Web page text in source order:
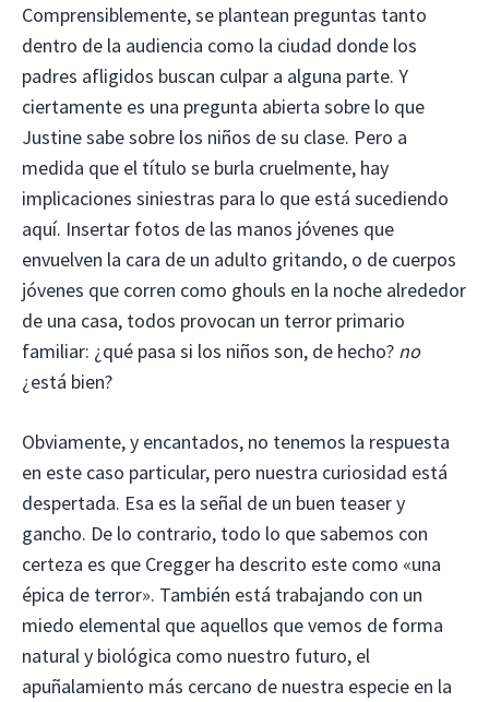
Comprensiblemente, se plantean preguntas tanto
dentro de la audiencia como la ciudad donde los
padres afligidos buscan culpar a alguna parte. Y
ciertamente es una pregunta abierta sobre lo que
Justine sabe sobre los niños de su clase. Pero a
medida que el título se burla cruelmente, hay
implicaciones siniestras para lo que está sucediendo
aquí. Insertar fotos de las manos jóvenes que
envuelven la cara de un adulto gritando, o de cuerpos
jóvenes que corren como ghouls en la noche alrededor
de una casa, todos provocan un terror primario
familiar: ¿qué pasa si los niños son, de hecho? no
¿está bien?
Obviamente, y encantados, no tenemos la respuesta
en este caso particular, pero nuestra curiosidad está
despertada. Esa es la señal de un buen teaser y
gancho. De lo contrario, todo lo que sabemos con
certeza es que Cregger ha descrito este como «una
épica de terror». También está trabajando con un
miedo elemental que aquellos que vemos de forma
natural y biológica como nuestro futuro, el
apuñalamiento más cercano de nuestra especie en la